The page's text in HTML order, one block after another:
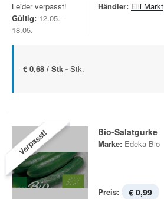
Leider verpasst!
Gültig: 12.05. -
18.05.
Händler: Elli Markt
€ 0,68 / Stk - Stk.
Verpasst! Bio-Salatgurke
Marke: Edeka Bio
Preis: € 0,99